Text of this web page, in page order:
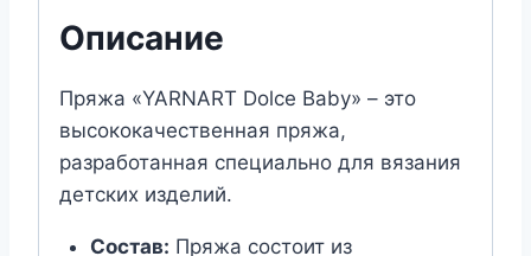
Голубая
Описание
Пряжа «YARNART Dolce Baby» – это
высококачественная пряжа,
разработанная специально для вязания
детских изделий.
Состав: Пряжа состоит из